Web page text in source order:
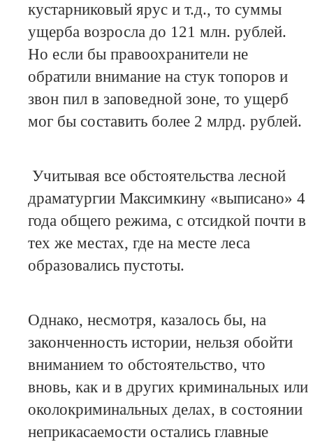
кустарниковый ярус и т.д., то суммы
ущерба возросла до 121 млн. рублей.
Но если бы правоохранители не
обратили внимание на стук топоров и
звон пил в заповедной зоне, то ущерб
мог бы составить более 2 млрд. рублей.
Учитывая все обстоятельства лесной
драматургии Максимкину «выписано» 4
года общего режима, с отсидкой почти в
тех же местах, где на месте леса
образовались пустоты.
Однако, несмотря, казалось бы, на
законченность истории, нельзя обойти
вниманием то обстоятельство, что
вновь, как и в других криминальных или
околокриминальных делах, в состоянии
неприкасаемости остались главные